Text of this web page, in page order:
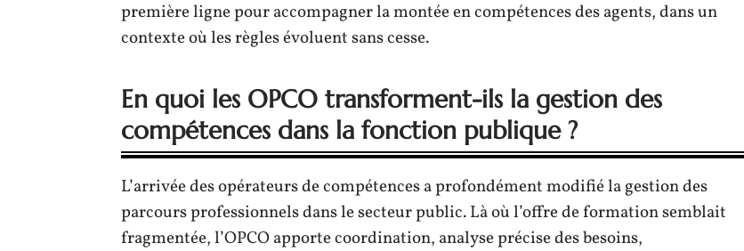
première ligne pour accompagner la montée en compétences des agents, dans un
contexte où les règles évoluent sans cesse.
En quoi les OPCO transforment-ils la gestion des
compétences dans la fonction publique ?
L’arrivée des opérateurs de compétences a profondément modifié la gestion des
parcours professionnels dans le secteur public. Là où l’offre de formation semblait
fragmentée, l’OPCO apporte coordination, analyse précise des besoins,